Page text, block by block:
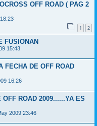
OFF ROAD ( PAG 2
1 2
FUSIONAN
15:43
FECHA DE OFF ROAD
16:26
OFF ROAD 2009......YA ES
2009 23:46